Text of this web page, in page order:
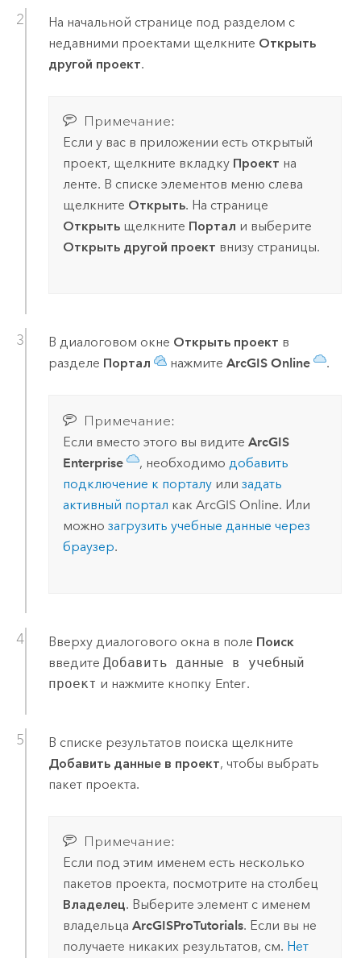
На начальной странице под разделом с
недавними проектами щелкните Открыть
другой проект.
Примечание:
Если у вас в приложении есть открытый
проект, щелкните вкладку Проект на
ленте. В списке элементов меню слева
щелкните Открыть. На странице
Открытьщелкните Портал и выберите
Открыть другой проект внизу страницы.
В диалоговом окне Открыть проект в
разделе Портал нажмите ArcGIS Online .
Примечание:
Если вместо этого вы видите ArcGIS
Enterprise
, необходимо добавить
подключение к порталуили задать
активный портал как ArcGIS Online. Или
можно загрузить учебные данные через
браузер.
Вверху диалогового окна в поле Поиск
введите Добавить данные в учебный
проект и нажмите кнопку Enter.
В списке результатов поиска щелкните
Добавить данные в проект, чтобы выбрать
пакет проекта.
Примечание:
Если под этим именем есть несколько
пакетов проекта, посмотрите на столбец
Владелец. Выберите элемент с именем
владельца ArcGISProTutorials. Если вы не
получаете никаких результатов, см. Нет